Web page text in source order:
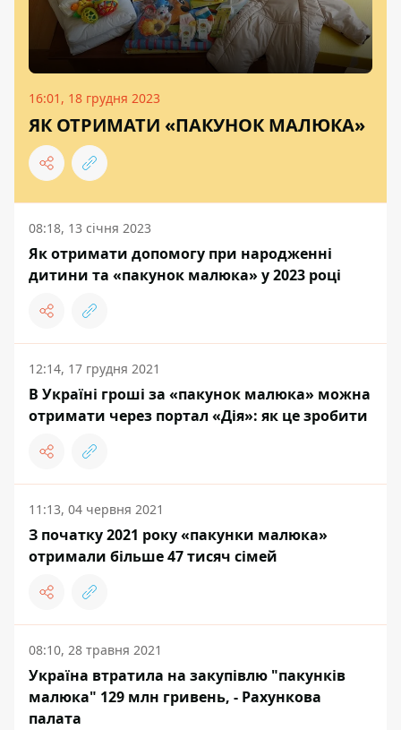
16:01, 18 грудня 2023
ЯК ОТРИМАТИ «ПАКУНОК МАЛЮКА»
08:18, 13 січня 2023
Як отримати допомогу при народженні
дитини та «пакунок малюка» у 2023 році
12:14, 17 грудня 2021
В Україні гроші за «пакунок малюка» можна
отримати через портал «Дія»: як це зробити
11:13, 04 червня 2021
З початку 2021 року «пакунки малюка»
отримали більше 47 тисяч сімей
08:10, 28 травня 2021
Україна втратила на закупівлю "пакунків
малюка" 129 млн гривень, - Рахункова
палата